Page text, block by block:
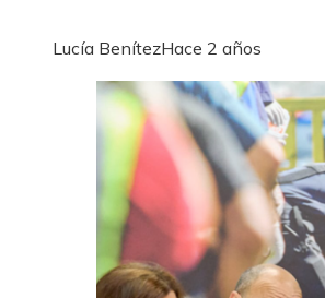
Lucía BenítezHace 2 años